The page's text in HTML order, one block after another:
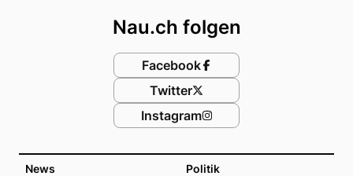
News Politik
Nau.ch folgen
Facebook
Twitter
Instagram